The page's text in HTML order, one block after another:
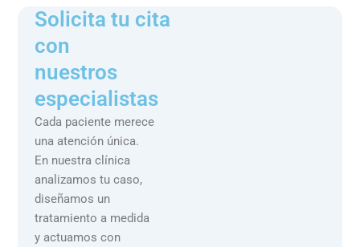
Solicita tu cita
con
nuestros
especialistas
Cada paciente merece
una atención única.
En nuestra clínica
analizamos tu caso,
diseñamos un
tratamiento a medida
y actuamos con